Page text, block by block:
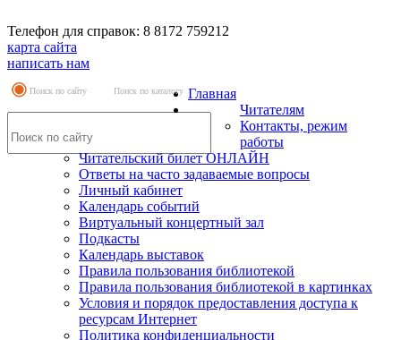
Телефон для справок: 8 8172 759212
карта сайта
написать нам
Поиск по сайту Поиск по каталогу Главная
Читателям
Контакты, режим
работы
Читательский билет ОНЛАЙН
Ответы на часто задаваемые вопросы
Личный кабинет
Календарь событий
Виртуальный концертный зал
Подкасты
Календарь выставок
Правила пользования библиотекой
Правила пользования библиотекой в картинках
Условия и порядок предоставления доступа к
ресурсам Интернет
Политика конфиденциальности